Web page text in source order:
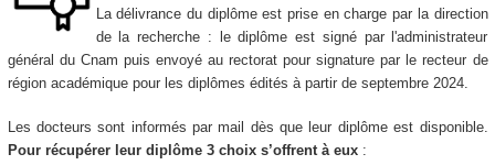
La délivrance du diplôme est prise en charge par la direction
de la recherche : le diplôme est signé par l'administrateur
général du Cnam puis envoyé au rectorat pour signature par le recteur de
région académique pour les diplômes édités à partir de septembre 2024.
Les docteurs sont informés par mail dès que leur diplôme est disponible.
Pour récupérer leur diplôme 3 choix s’offrent à eux :